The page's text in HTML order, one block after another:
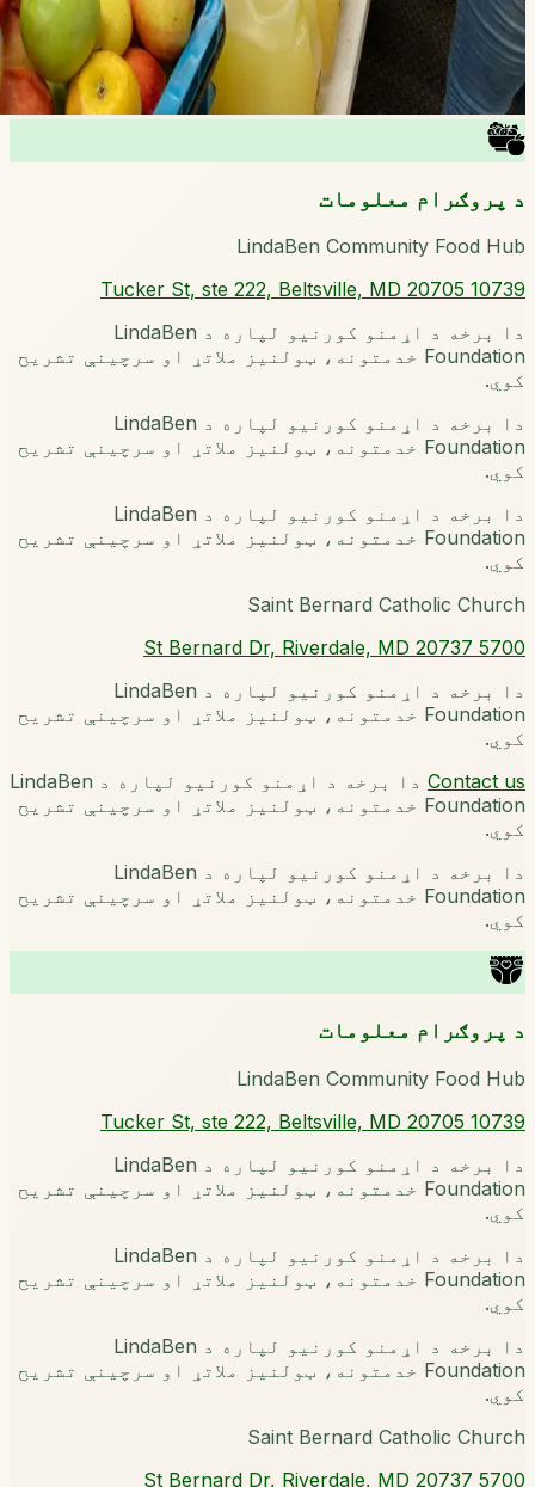
د پروګرام معلومات
LindaBen Community Food Hub
10739 Tucker St, ste 222, Beltsville, MD 20705
دا برخه د اړمنو کورنیو لپاره د LindaBen
Foundation خدمتونه، ټولنیز ملاتړ او سرچینې تشریح
کوي.
دا برخه د اړمنو کورنیو لپاره د LindaBen
Foundation خدمتونه، ټولنیز ملاتړ او سرچینې تشریح
کوي.
دا برخه د اړمنو کورنیو لپاره د LindaBen
Foundation خدمتونه، ټولنیز ملاتړ او سرچینې تشریح
کوي.
Saint Bernard Catholic Church
5700 St Bernard Dr, Riverdale, MD 20737
دا برخه د اړمنو کورنیو لپاره د LindaBen
Foundation خدمتونه، ټولنیز ملاتړ او سرچینې تشریح
کوي.
Contact us
دا برخه د اړمنو کورنیو لپاره د LindaBen
Foundation خدمتونه، ټولنیز ملاتړ او سرچینې تشریح
کوي.
دا برخه د اړمنو کورنیو لپاره د LindaBen
Foundation خدمتونه، ټولنیز ملاتړ او سرچینې تشریح
کوي.
د پروګرام معلومات
LindaBen Community Food Hub
10739 Tucker St, ste 222, Beltsville, MD 20705
دا برخه د اړمنو کورنیو لپاره د LindaBen
Foundation خدمتونه، ټولنیز ملاتړ او سرچینې تشریح
کوي.
دا برخه د اړمنو کورنیو لپاره د LindaBen
Foundation خدمتونه، ټولنیز ملاتړ او سرچینې تشریح
کوي.
دا برخه د اړمنو کورنیو لپاره د LindaBen
Foundation خدمتونه، ټولنیز ملاتړ او سرچینې تشریح
کوي.
Saint Bernard Catholic Church
5700 St Bernard Dr, Riverdale, MD 20737